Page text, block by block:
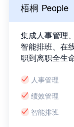
梧桐 People
集成人事管理
智能排班、在
职到离职全生
人事管理
绩效管理
智能排班